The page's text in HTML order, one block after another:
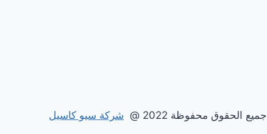
جميع الحقوق محفوظة 2022 @ شركة سيو كاسيل